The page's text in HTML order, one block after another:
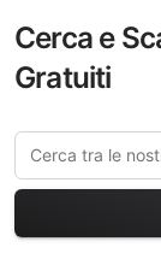
Cerca e
Gratuiti